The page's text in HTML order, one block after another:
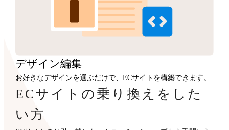
デザイン編集
お好きなデザインを選ぶだけで、ECサイトを構築できます。
ECサイトの乗り換えをした
い方